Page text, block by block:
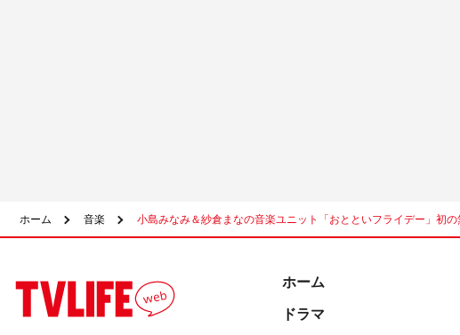
ホーム 音楽 小島みなみ＆紗倉まなの音楽ユニット「おとといフライデー」初
ホーム
ドラマ